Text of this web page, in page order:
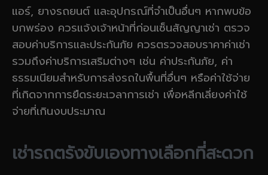
แอร์, ยางรถยนต์ และอุปกรณ์ที่จำเป็นอื่นๆ หากพบข้อ
บกพร่อง ควรแจ้งเจ้าหน้าที่ก่อนเซ็นสัญญาเช่า ตรวจ
สอบค่าบริการและประกันภัย ควรตรวจสอบราคาค่าเช่า
รวมถึงค่าบริการเสริมต่างๆ เช่น ค่าประกันภัย, ค่า
ธรรมเนียมสำหรับการส่งรถในพื้นที่อื่นๆ หรือค่าใช้จ่าย
ที่เกิดจากการยืดระยะเวลาการเช่า เพื่อหลีกเลี่ยงค่าใช้
จ่ายที่เกินงบประมาณ
เช่ารถตรังขับเองทางเลือกที่สะดวก